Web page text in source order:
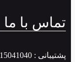
تماس با ما
پشتیبانی : 09915041040